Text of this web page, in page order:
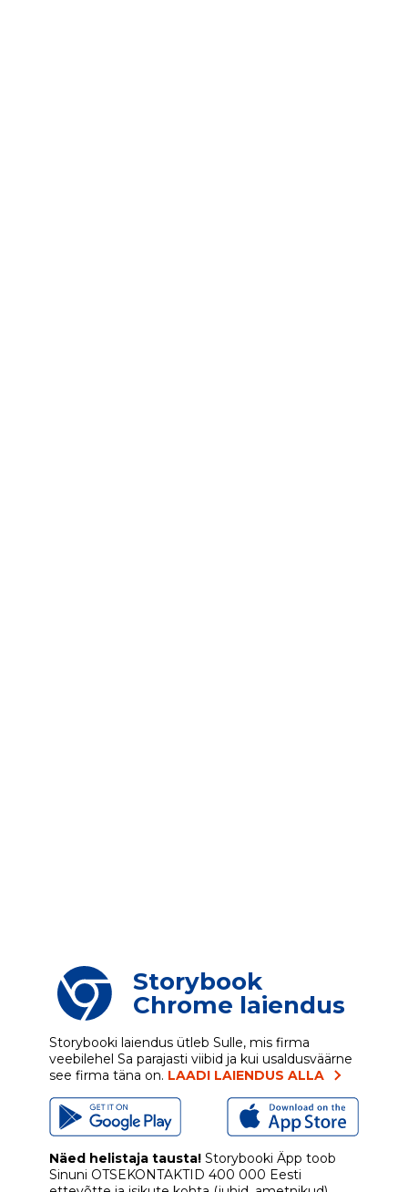
Storybook
Chrome laiendus
Storybooki laiendus ütleb Sulle, mis firma
veebilehel Sa parajasti viibid ja kui usaldusväärne
see firma täna on. LAADI LAIENDUS ALLA
Näed helistaja tausta! Storybooki Äpp toob
Sinuni OTSEKONTAKTID 400 000 Eesti